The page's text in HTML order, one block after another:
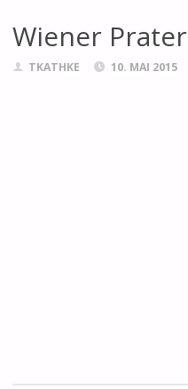
Wiener Prater
TKATHKE 10. MAI 2015